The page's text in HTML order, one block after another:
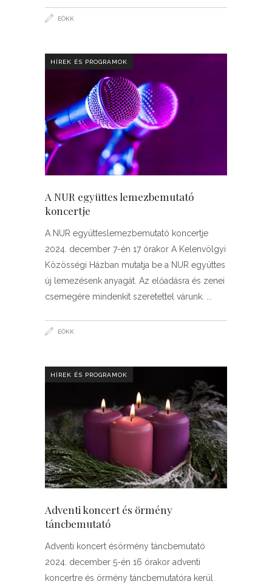
EÖKK
HÍREK ÉS PROGRAMOK
A NUR együttes lemezbemutató
koncertje
A NUR együtteslemezbemutató koncertje
2024. december 7-én 17 órakor A Kelenvölgyi
Közösségi Házban mutatja be a NUR együttes
új lemezésenk anyagát. Az előadásra és zenei
csemegére mindenkit szeretettel várunk.
EÖKK
HÍREK ÉS PROGRAMOK
Adventi koncert és örmény
táncbemutató
Adventi koncert ésörmény táncbemutató
2024. december 5-én 16 órakor adventi
koncertre és örmény táncbemutatóra kerül